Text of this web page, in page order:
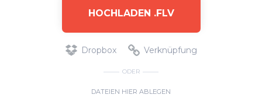
HOCHLADEN .FLV
Dropbox Verknüpfung
ODER
DATEIEN HIER ABLEGEN